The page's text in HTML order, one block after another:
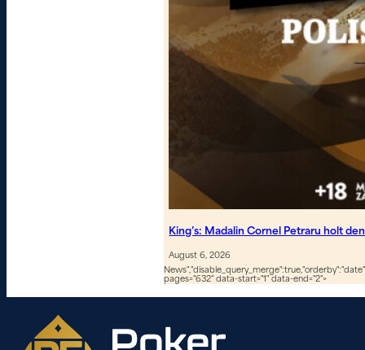
King’s: Madalin Cornel Petraru holt
August 6, 2026
pages="632" data-start="1" data-end="2">